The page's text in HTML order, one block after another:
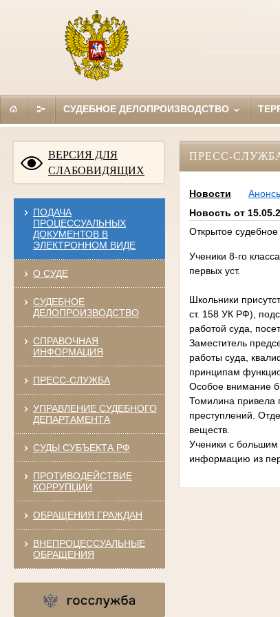
СУДЕБНОЕ ДЕЛОПРОИЗВОДСТВО
ВЕРСИЯ ДЛЯ
СЛАБОВИДЯЩИХ
ПОДАЧА
ПРОЦЕССУАЛЬНЫХ
ДОКУМЕНТОВ В
ЭЛЕКТРОННОМ ВИДЕ
О СУДЕ
СУДЕБНОЕ
ДЕЛОПРОИЗВОДСТВО
СПРАВОЧНАЯ
ИНФОРМАЦИЯ
ПРЕСС-СЛУЖБА
УПРАВЛЕНИЕ СУДЕБНОГО
ДЕПАРТАМЕНТА
СУДЫ СУБЪЕКТА РФ
ПРОТИВОДЕЙСТВИЕ
КОРРУПЦИИ
ОБРАЩЕНИЯ ГРАЖДАН
ВНЕПРОЦЕССУАЛЬНЫЕ
ОБРАЩЕНИЯ
ПРЕСС-
Новости
Новость от
Открытое
Ученики 8-го
первых уст.
Школьники
ст. 158 УК РФ),
работой суда,
Заместитель
работы суда,
принципам
Особое внимание
Томилина привела
преступлений.
веществ.
Ученики с
информацию из